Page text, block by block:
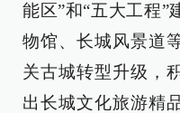
能区”和“五大工程”
物馆、长城风景道
关古城转型升级，
出长城文化旅游精